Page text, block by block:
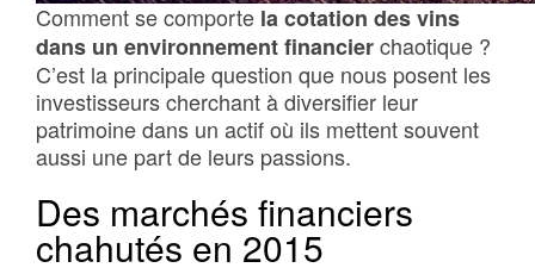
Comment se comporte la cotation des vins
dans un environnement financierchaotique ?
C’est la principale question que nous posent les
investisseurs cherchant à diversifier leur
patrimoine dans un actif où ils mettent souvent
aussi une part de leurs passions.
Des marchés financiers
chahutés en 2015